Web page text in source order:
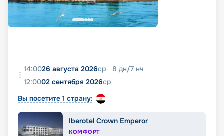
14:0026 августа 2026ср 8 дн/7 нч
12:0002 сентября 2026ср
Вы посетите 1 страну:
Iberotel Crown Emperor
КОМФОРТ